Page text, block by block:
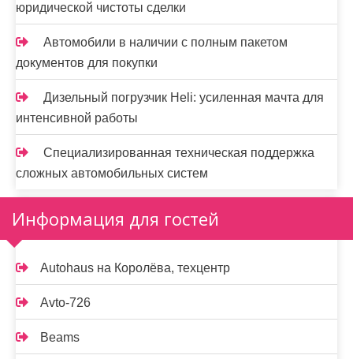
юридической чистоты сделки
Автомобили в наличии с полным пакетом
документов для покупки
Дизельный погрузчик Heli: усиленная мачта для
интенсивной работы
Специализированная техническая поддержка
сложных автомобильных систем
Информация для гостей
Autohaus на Королёва, техцентр
Avto-726
Beams